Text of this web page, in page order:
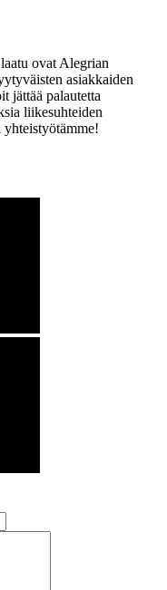
ovat Alegrian
asiakkaiden
jättää palautetta
liikesuhteiden
yhteistyötämme!